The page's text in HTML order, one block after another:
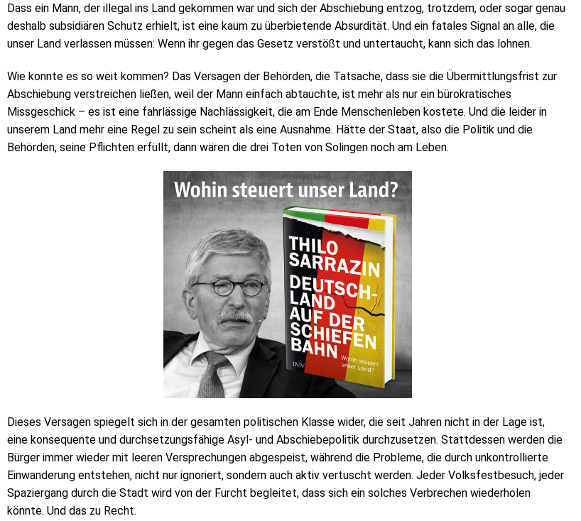
Dass ein Mann, der illegal ins Land gekommen war und sich der Abschiebung entzog, trotzdem, oder sogar genau
deshalb subsidiären Schutz erhielt, ist eine kaum zu überbietende Absurdität. Und ein fatales Signal an alle, die
unser Land verlassen müssen: Wenn ihr gegen das Gesetz verstößt und untertaucht, kann sich das lohnen.
Wie konnte es so weit kommen? Das Versagen der Behörden, die Tatsache, dass sie die Übermittlungsfrist zur
Abschiebung verstreichen ließen, weil der Mann einfach abtauchte, ist mehr als nur ein bürokratisches
Missgeschick – es ist eine fahrlässige Nachlässigkeit, die am Ende Menschenleben kostete. Und die leider in
unserem Land mehr eine Regel zu sein scheint als eine Ausnahme. Hätte der Staat, also die Politik und die
Behörden, seine Pflichten erfüllt, dann wären die drei Toten von Solingen noch am Leben.
Dieses Versagen spiegelt sich in der gesamten politischen Klasse wider, die seit Jahren nicht in der Lage ist,
eine konsequente und durchsetzungsfähige Asyl- und Abschiebepolitik durchzusetzen. Stattdessen werden die
Bürger immer wieder mit leeren Versprechungen abgespeist, während die Probleme, die durch unkontrollierte
Einwanderung entstehen, nicht nur ignoriert, sondern auch aktiv vertuscht werden. Jeder Volksfestbesuch, jeder
Spaziergang durch die Stadt wird von der Furcht begleitet, dass sich ein solches Verbrechen wiederholen
könnte. Und das zu Recht.